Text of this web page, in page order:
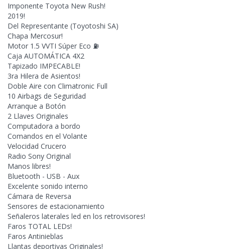
Imponente Toyota New Rush!
2019!
Del Representante (Toyotoshi SA)
Chapa Mercosur!
Motor 1.5 VVTI Súper Eco ⛽
Caja AUTOMÁTICA 4X2
Tapizado IMPECABLE!
3ra Hilera de Asientos!
Doble Aire con Climatronic Full
10 Airbags de Seguridad
Arranque a Botón
2 Llaves Originales
Computadora a bordo
Comandos en el Volante
Velocidad Crucero
Radio Sony Original
Manos libres!
Bluetooth - USB - Aux
Excelente sonido interno
Cámara de Reversa
Sensores de estacionamiento
Señaleros laterales led en los retrovisores!
Faros TOTAL LEDs!
Faros Antinieblas
Llantas deportivas Originales!